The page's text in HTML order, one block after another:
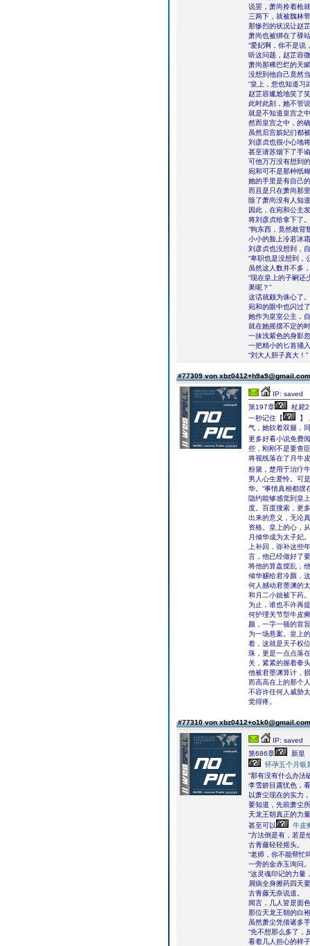
说罢，萧尚拎着枪
三两下，就被魏林
那惨烈的状况让赵
萧尚也被绑在了驿
“爱妃啊，你不是说
听这问题，赵芷容
萧尚那稀巴烂的天
没想到他自己竟然
“皇上，您也知道习
赵芷容尴尬地笑了
此时此刻，她不管
就是不知道皇宫之
然而皇宫之中，的
虽然后宫嫔妃们都
刘彦贞也很小心地
甚至请苏烟下了手
可他万万没有想到
宛和可不是那种纸
她的手里是有自己
而且是只在萧尚那
除了萧尚没有人知
因此，在宛和公主
将刘彦贞给拿下了。
“狗东西，竟然敢背
小小的脸上冷若冰
刘彦贞也没想到，
“卑职也是没想到，
虽然这人数并不多
“现在皇上的子嗣还
果呢？”
这话就颇为诛心了。
宛和的眼中也闪过
她作为皇室公主，
就在她摇摆不定的
一抹浅紫色的身影
一把精小的匕首捅
“刘大人胆子真大！”
#77309 von
IP: saved
第197章
杖毙2
一秒记住【
】
气，她软着双腿，
更多好看小说免费
些，刚刚不是要查
将视线落在了月牛
粉黛，楚用于治疗
男人心生爱怜。可
华。“事情真相都摆
隐约能够感觉到皇
度。百度搜索，更
出来的意义，无论
资格。皇上的心，
月倾华成为太子妃
上补回，弥补这些
言，他已经做好了
将他的算盘搅乱，
倾华赐给君冷颜，
何人撼动君墨渊的
和月二小姐被下药
为止，谁也不许再
何护理关节型牛皮
颜，一字一顿的宣
为一场悬案。皇上
着，这就是天子权
珠，更是一点点落
关，紧紧的握着拳
他被君墨渊算计，
而高高在上的那个
不容许任何人威胁
觉得疼。
#77310 von
IP: saved
第686章
新皇
怀孕五个月银
“那有没有什么办法
李雪娇目露忧色，
以萧尘现在的实力
要知道，先前萧尘
天龙王朝真正的力
甚至可以
牛皮
“方法倒是有，若是
古青藤轻轻摇头。
“老师，你不能帮忙
一旁的金赤玉询问。
“这灵魂印记的力量
屑病全身擦药四天
古青藤无奈说道。
闻言，几人皆是面
那位天龙王朝的白
虽然萧尘凭借诸多
“先不想那么多了，
看着几人担心的样